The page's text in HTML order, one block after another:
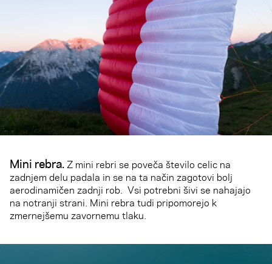
Mini rebra.Z mini rebri se poveča število celic na
zadnjem delu padala in se na ta način zagotovi bolj
aerodinamičen zadnji rob. Vsi potrebni šivi se nahajajo
na notranji strani. Mini rebra tudi pripomorejo k
zmernejšemu zavornemu tlaku.